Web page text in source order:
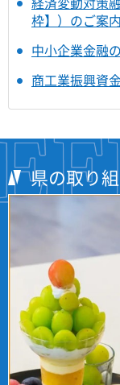
枠】）のご案内
中小企業金融
商工業振興資
県の取り